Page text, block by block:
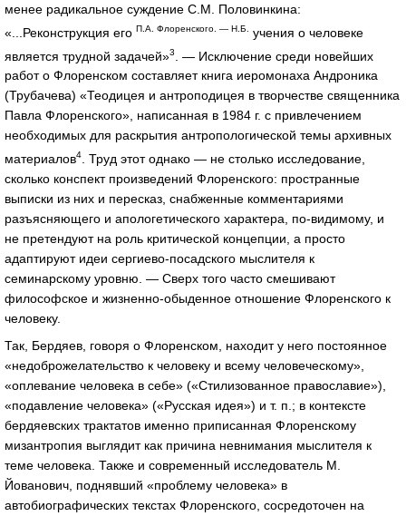
менее радикальное суждение С.М. Половинкина:
«...Реконструкция его П.А. Флоренского. — Н.Б.
учения о человеке
является трудной задачей»3
. — Исключение среди новейших
работ о Флоренском составляет книга иеромонаха Андроника
(Трубачева) «Теодицея и антроподицея в творчестве священника
Павла Флоренского», написанная в 1984 г. с привлечением
необходимых для раскрытия антропологической темы архивных
материалов4
. Труд этот однако — не столько исследование,
сколько конспект произведений Флоренского: пространные
выписки из них и пересказ, снабженные комментариями
разъясняющего и апологетического характера, по-видимому, и
не претендуют на роль критической концепции, а просто
адаптируют идеи сергиево-посадского мыслителя к
семинарскому уровню. — Сверх того часто смешивают
философское и жизненно-обыденное отношение Флоренского к
человеку.
Так, Бердяев, говоря о Флоренском, находит у него постоянное
«недоброжелательство к человеку и всему человеческому»,
«оплевание человека в себе» («Стилизованное православие»),
«подавление человека» («Русская идея») и т. п.; в контексте
бердяевских трактатов именно приписанная Флоренскому
мизантропия выглядит как причина невнимания мыслителя к
теме человека. Также и современный исследователь М.
Йованович, поднявший «проблему человека» в
автобиографических текстах Флоренского, сосредоточен на